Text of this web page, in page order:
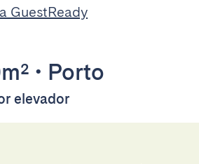
GuestReady
• Porto
elevador